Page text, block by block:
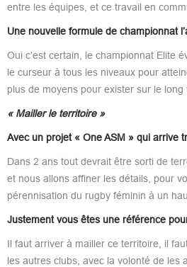
entre les équipes, et ce travail en
Une nouvelle formule de championnat
Oui c’est certain, le championnat Elite
le curseur à tous les niveaux pour
plus de moyens pour exister sur le long
« Mailler le territoire »
Avec un projet « One ASM » qui arrive
Dans 2 ans tout devrait être sorti de
et nous allons affiner les détails, pour
pérennisation du rugby féminin à un
Justement vous êtes une référence
Il faut arriver à mailler ce territoire, il
les autres clubs, avec la volonté de les